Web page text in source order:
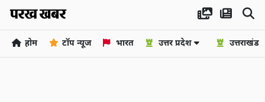
होम टॉप न्यूज भारत उत्तर प्रदेश उत्तराखंड